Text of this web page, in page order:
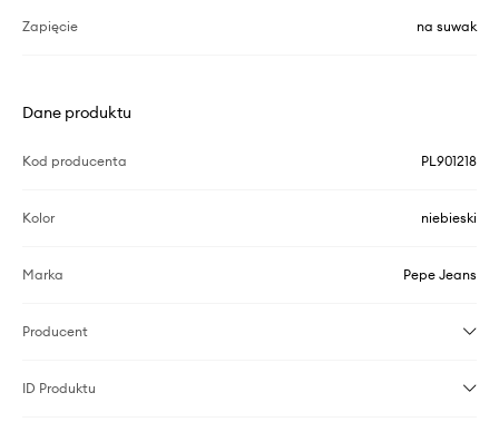
Zapięcie na suwak
Dane produktu
Kod producenta PL901218
Kolor niebieski
Marka Pepe Jeans
Producent
ID Produktu